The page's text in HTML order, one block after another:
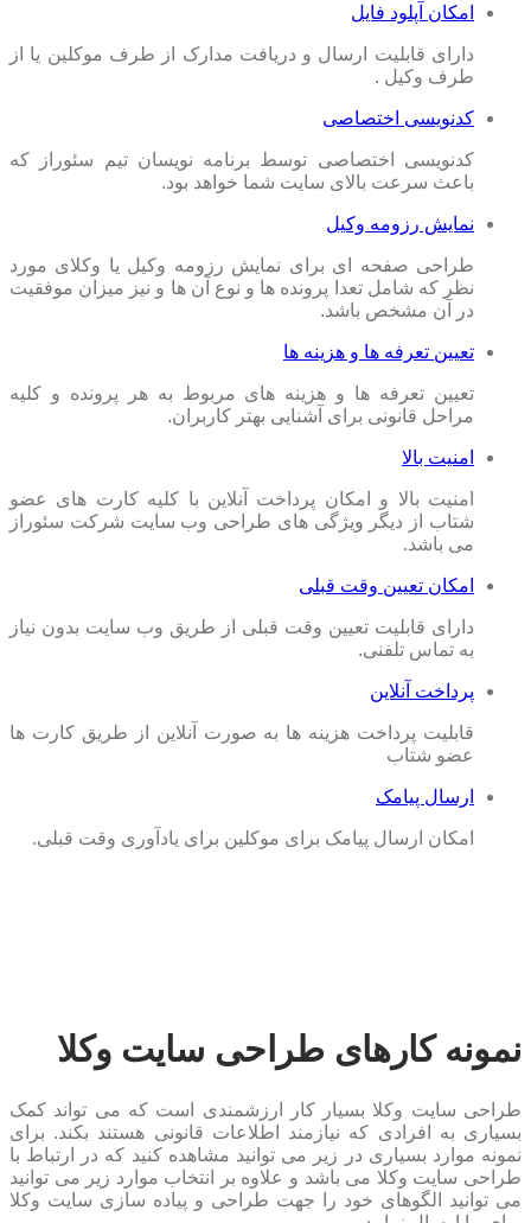
امکان آپلود فایل
دارای قابلیت ارسال و دریافت مدارک از طرف موکلین یا از
طرف وکیل .
کدنویسی اختصاصی
کدنویسی اختصاصی توسط برنامه نویسان تیم سئوراز که
باعث سرعت بالای سایت شما خواهد بود.
نمایش رزومه وکیل
طراحی صفحه ای برای نمایش رزومه وکیل یا وکلای مورد
نظر که شامل تعدا پرونده ها و نوع آن ها و نیز میزان موفقیت
در آن مشخص باشد.
تعیین تعرفه ها و هزینه ها
تعیین تعرفه ها و هزینه های مربوط به هر پرونده و کلیه
مراحل قانونی برای آشنایی بهتر کاربران.
امنیت بالا
امنیت بالا و امکان پرداخت آنلاین با کلیه کارت های عضو
شتاب از دیگر ویژگی های طراحی وب سایت شرکت سئوراز
می باشد.
امکان تعیین وقت قبلی
دارای قابلیت تعیین وقت قبلی از طریق وب سایت بدون نیاز
به تماس تلفنی.
پرداخت آنلاین
قابلیت پرداخت هزینه ها به صورت آنلاین از طریق کارت ها
عضو شتاب
ارسال پیامک
امکان ارسال پیامک برای موکلین برای یادآوری وقت قبلی.
نمونه کارهای طراحی سایت وکلا
طراحی سایت وکلا بسیار کار ارزشمندی است که می تواند کمک
بسیاری به افرادی که نیازمند اطلاعات قانونی هستند بکند. برای
نمونه موارد بسیاری در زیر می توانید مشاهده کنید که در ارتباط با
طراحی سایت وکلا می باشد و علاوه بر انتخاب موارد زیر می توانید
می توانید الگوهای خود را جهت طراحی و پیاده سازی سایت وکلا